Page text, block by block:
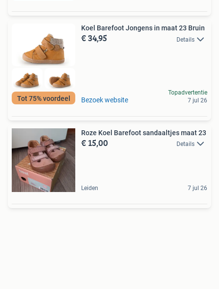
Tot 75% voordeel
Koel Barefoot Jongens in maat 23 Bruin
€ 34,95 Details
Bezoek website
Topadvertentie
7 jul 26
Roze Koel Barefoot sandaaltjes maat 23
€ 15,00 Details
Leiden 7 jul 26